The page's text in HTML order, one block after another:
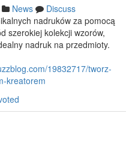
News
Discuss
nadruków za pomocą
szerokiej kolekcji wzorów,
nadruk na przedmioty.
19832717/tworz-
kreatorem